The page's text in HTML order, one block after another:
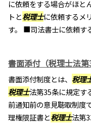
に依頼をする場合がほと
トと税理士に依頼するメ
す。 ■司法書士に依頼す
書面添付（税理士法
書面添付制度とは、 税理
税理士法第35条に規定す
前通知前の意見聴取制度で
理権限証書と税理士法第